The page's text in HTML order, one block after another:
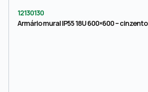
12130130
Armário mural IP55 18U 600×600 – cinzento